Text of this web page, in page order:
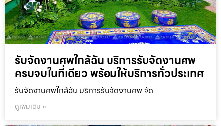
รับจัดงานศพใกล้ฉัน บริการรับจัดงานศพ
ครบจบในที่เดียว พร้อมให้บริการทั่วประเทศ
รับจัดงานศพใกล้ฉัน บริการรับจัดงานศพ จัด
ดูเพิ่มเติม »